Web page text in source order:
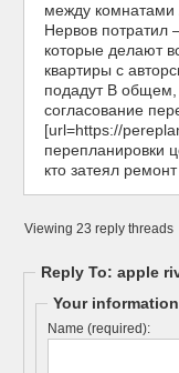
между комнатами
Нервов
которые делают
квартиры с
подадут В
согласование
[url=https://
перепланировки
кто затеял ремонт
Viewing 23 reply threads
Reply To: apple
Your
Name (required):